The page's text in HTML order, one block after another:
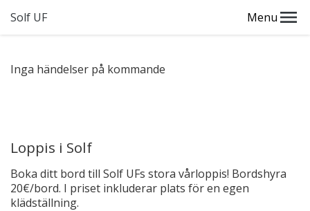
Solf UF Menu
Inga händelser på kommande
Loppis i Solf
Boka ditt bord till Solf UFs stora vårloppis! Bordshyra
20€/bord. I priset inkluderar plats för en egen
klädställning.